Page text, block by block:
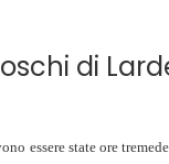
di
essere state ore